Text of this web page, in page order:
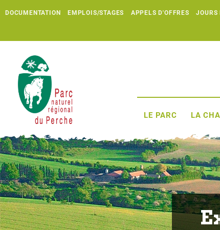
DOCUMENTATION EMPLOIS/STAGES APPELS D'OFFRES JOURS
LE PARC LA